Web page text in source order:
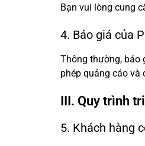
Bạn vui lòng cung
4. Báo giá của
Thông thường, báo
phép quảng cáo và
III. Quy trình
5. Khách hàng